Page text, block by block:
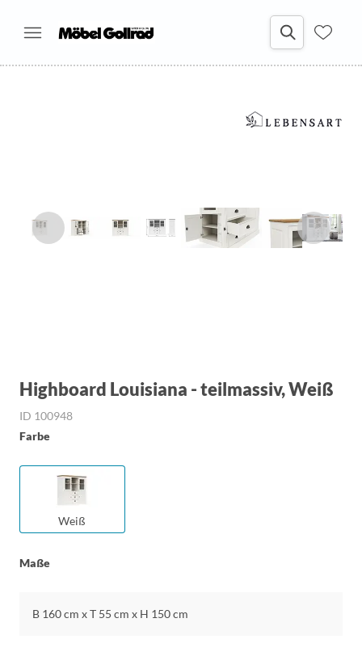
Highboard Louisiana - teilmassiv, Weiß
ID 100948
Farbe
Weiß
Maße
B 160 cm x T 55 cm x H 150 cm